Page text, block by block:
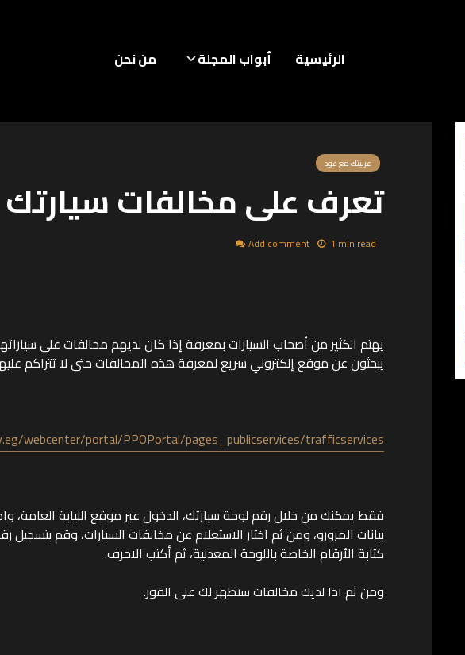
الرئيسية أبواب المجلة من نحن
عربيتك مع عود
تعرف على مخالفات سيارتك
1 min read
Add comment
يهتم الكثير من أصحاب السيارات بمعرفة إذا كان لديهم مخالفات على
يبحثون عن موقع إلكتروني سريع لمعرفة هذه المخالفات حتى لا تتراكم
webcenter/portal/PPOPortal/pages_publicservices/trafficservices
فقط يمكنك من خلال رقم لوحة سيارتك، الدخول عبر موقع النيابة
بيانات المرورو، ومن ثم اختار الاستعلام عن مخالفات السيارات، وقم بتسجيل
كتابة الأرقام الخاصة باللوحة المعدنية، ثم أكتب الاحرف.
ومن ثم اذا لديك مخالفات ستظهر لك على الفور.